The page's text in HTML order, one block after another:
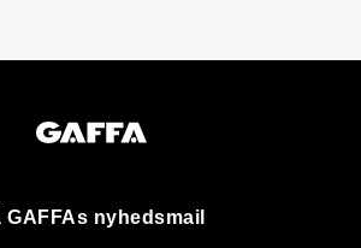
GAFFAs nyhedsmail